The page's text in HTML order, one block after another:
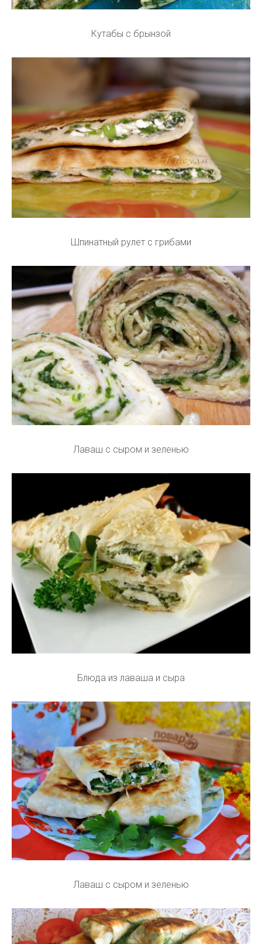
Кутабы с брынзой
Шпинатный рулет с грибами
Лаваш с сыром и зеленью
Блюда из лаваша и сыра
Лаваш с сыром и зеленью